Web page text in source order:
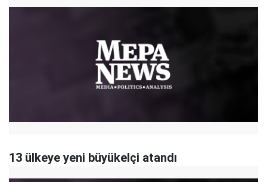
13 ülkeye yeni büyükelçi atandı